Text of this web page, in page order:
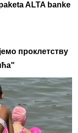
ALTA banke
проклетству